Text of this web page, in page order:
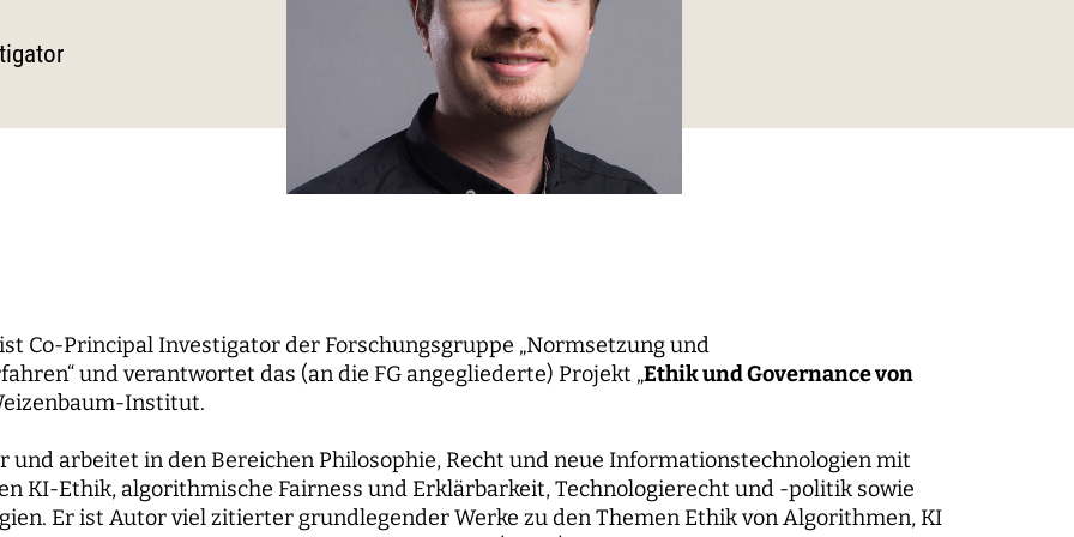
der digitalen
der Wissenschaft
Bildung für die digitale Welt
Investigators
Open-Access-
Das Forschungsprogramm der
Aufbauphase
Kommunikation
Finanzen
Co-Principal Investigator der Forschungsgruppe „Normsetzung und
und verantwortet das (an die FG angegliederte) Projekt „Ethik und Governance von
Institut.
und arbeitet in den Bereichen Philosophie, Recht und neue Informationstechnologien mit
KI-Ethik, algorithmische Fairness und Erklärbarkeit, Technologierecht und -politik sowie
Er ist Autor viel zitierter grundlegender Werke zu den Themen Ethik von Algorithmen, KI